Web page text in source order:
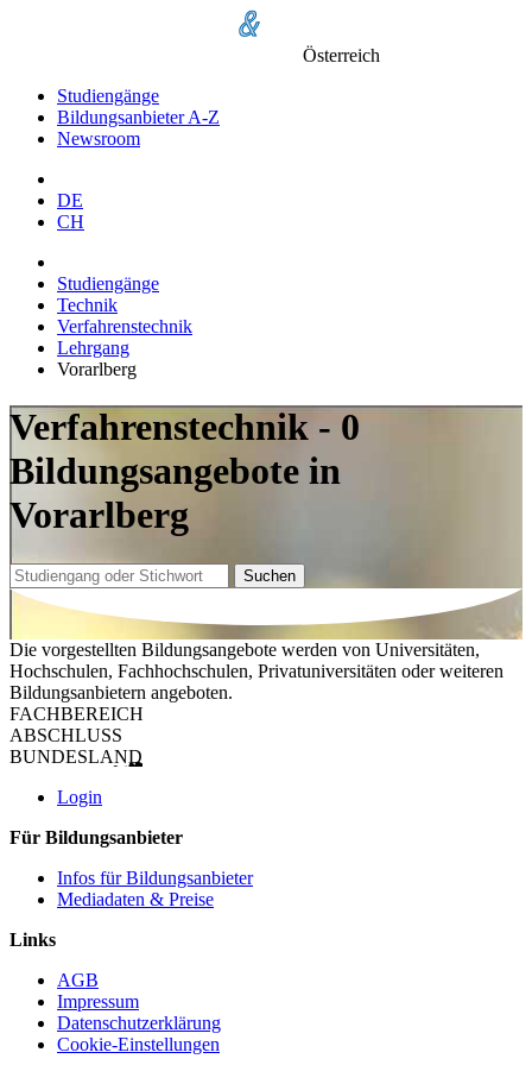
Österreich
Studiengänge
Bildungsanbieter A-Z
Newsroom
DE
CH
Studiengänge
Technik
Verfahrenstechnik
Lehrgang
Vorarlberg
Verfahrenstechnik - 0
Bildungsangebote in
Vorarlberg
Suchen
Die vorgestellten Bildungsangebote werden von Universitäten,
Hochschulen, Fachhochschulen, Privatuniversitäten oder weiteren
Bildungsanbietern angeboten.
FACHBEREICH
ABSCHLUSS
BUNDESLAND
Login
Für Bildungsanbieter
Infos für Bildungsanbieter
Mediadaten & Preise
Links
AGB
Impressum
Datenschutzerklärung
Cookie-Einstellungen